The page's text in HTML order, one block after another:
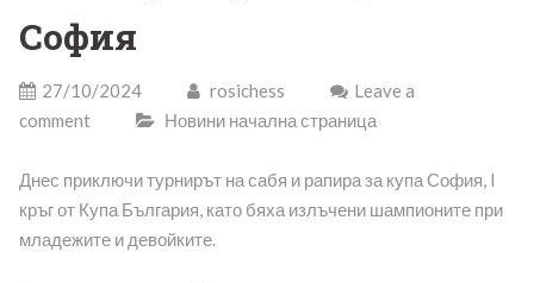
София
27/10/2024 rosichess
Leave a
comment
Новини начална страница
Днес приключи турнирът на сабя и рапира за купа София, I
кръг от Купа България, като бяха излъчени шампионите при
младежите и девойките.